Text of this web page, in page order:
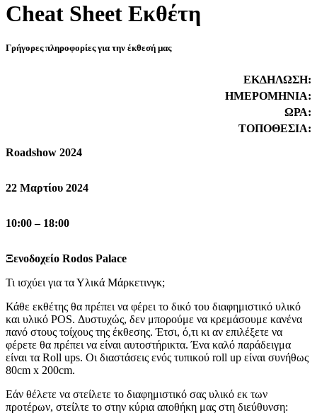
Cheat Sheet Εκθέτη
Γρήγορες πληροφορίες για την έκθεσή μας
ΕΚΔΗΛΩΣΗ:
ΗΜΕΡΟΜΗΝΙΑ:
ΩΡΑ:
ΤΟΠΟΘΕΣΙΑ:
Roadshow 2024
22 Μαρτίου 2024
10:00 – 18:00
Ξενοδοχείο Rodos Palace
Τι ισχύει για τα Υλικά Μάρκετινγκ;
Κάθε εκθέτης θα πρέπει να φέρει το δικό του διαφημιστικό υλικό
και υλικό POS. Δυστυχώς, δεν μπορούμε να κρεμάσουμε κανένα
πανό στους τοίχους της έκθεσης. Έτσι, ό,τι κι αν επιλέξετε να
φέρετε θα πρέπει να είναι αυτοστήρικτα. Ένα καλό παράδειγμα
είναι τα Roll ups. Οι διαστάσεις ενός τυπικού roll up είναι συνήθως
80cm x 200cm.
Εάν θέλετε να στείλετε το διαφημιστικό σας υλικό εκ των
προτέρων, στείλτε το στην κύρια αποθήκη μας στη διεύθυνση: